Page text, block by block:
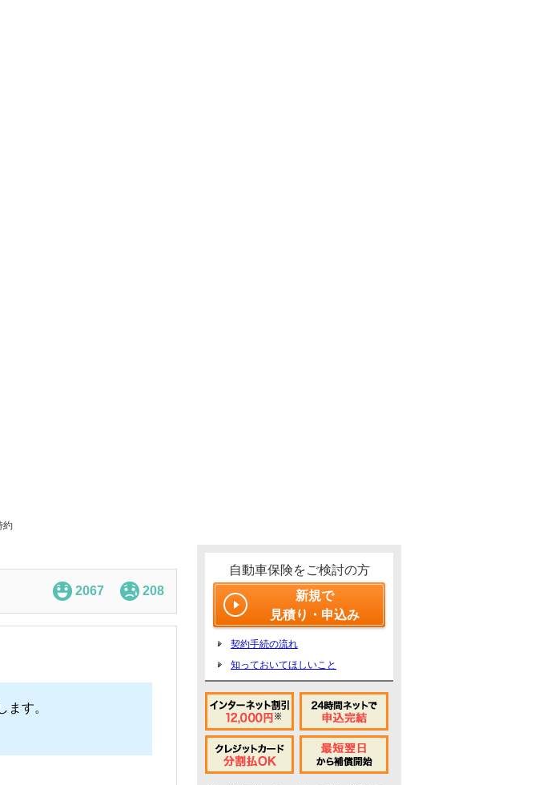
約
2067 208
ます。
自動車保険をご検討の方
新規で
見積り・申込み
契約手続の流れ
知っておいてほしいこと